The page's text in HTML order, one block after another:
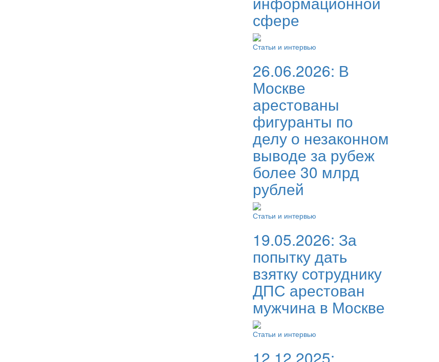
сфере
Статьи и интервью
26.06.2026: В
Москве
арестованы
фигуранты по
делу о незаконном
выводе за рубеж
более 30 млрд
рублей
Статьи и интервью
19.05.2026: За
попытку дать
взятку сотруднику
ДПС арестован
мужчина в Москве
Статьи и интервью